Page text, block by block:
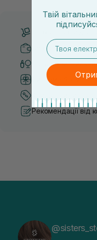
Безпечні способи
Тільки
Система бонусів
Рекомендації від
Твій
email